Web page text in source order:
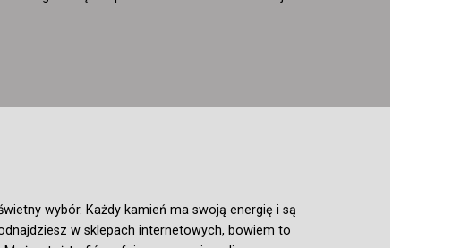
wybór. Każdy kamień ma swoją energię i są
w sklepach internetowych, bowiem to